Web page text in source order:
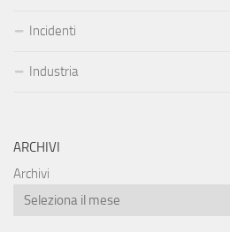
Incidenti
Industria
ARCHIVI
Archivi